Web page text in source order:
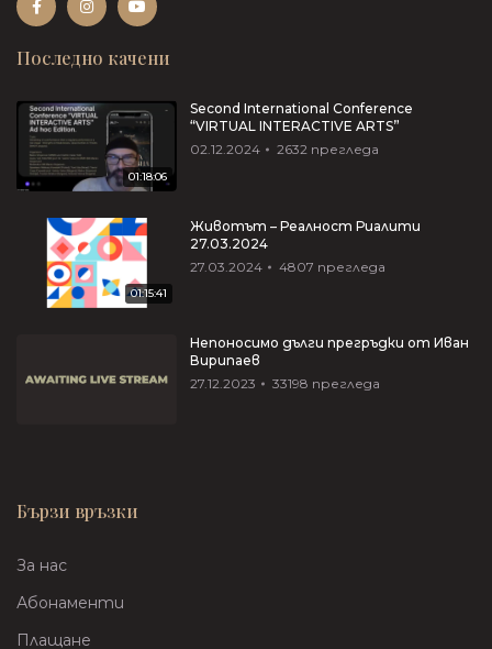
Последно качени
01:18:06
Second International Conference
“VIRTUAL INTERACTIVE ARTS”
02.12.2024
2632 прегледа
01:15:41
Животът – Реалност Риалити
27.03.2024
27.03.2024
4807 прегледа
Непоносимо дълги прегръдки от Иван
Вирипаев
27.12.2023
33198 прегледа
Бързи връзки
За нас
Абонаменти
Плащане